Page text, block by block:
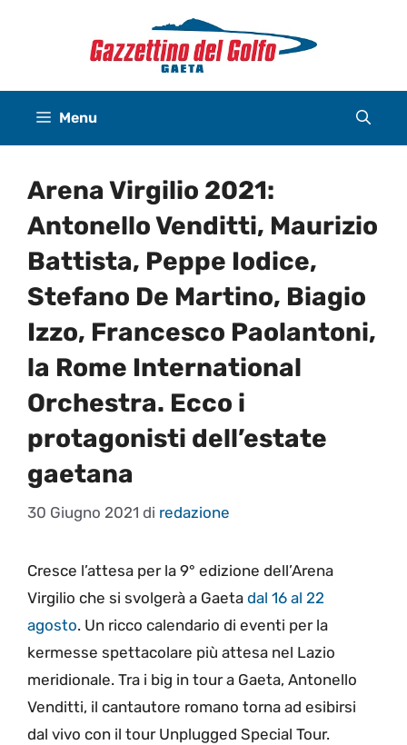
Menu
Arena Virgilio 2021:
Antonello Venditti, Maurizio
Battista, Peppe Iodice,
Stefano De Martino, Biagio
Izzo, Francesco Paolantoni,
la Rome International
Orchestra. Ecco i
protagonisti dell’estate
gaetana
30 Giugno 2021 di redazione
Cresce l’attesa per la 9° edizione dell’Arena
Virgilio che si svolgerà a Gaeta dal 16 al 22
agosto. Un ricco calendario di eventi per la
kermesse spettacolare più attesa nel Lazio
meridionale. Tra i big in tour a Gaeta, Antonello
Venditti, il cantautore romano torna ad esibirsi
dal vivo con il tour Unplugged Special Tour.